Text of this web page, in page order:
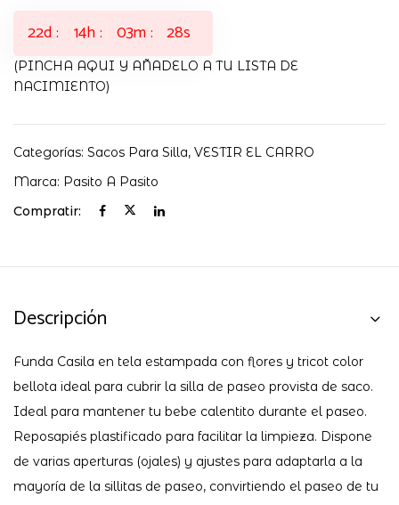
22d 14h 03m 26s
(PINCHA AQUI Y AÑADELO A TU LISTA DE
NACIMIENTO)
Categorías: Sacos Para Silla, VESTIR EL CARRO
Marca: Pasito A Pasito
Compratir:
Descripción
Funda Casila en tela estampada con flores y tricot color
bellota ideal para cubrir la silla de paseo provista de saco.
Ideal para mantener tu bebe calentito durante el paseo.
Reposapiés plastificado para facilitar la limpieza. Dispone
de varias aperturas (ojales) y ajustes para adaptarla a la
mayoría de la sillitas de paseo, convirtiendo el paseo de tu